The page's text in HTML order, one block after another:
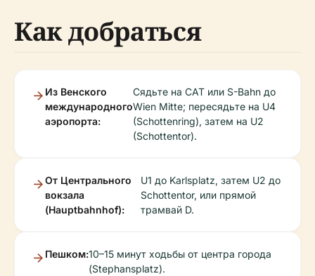
Как добраться
Из Венского
международного
аэропорта:
Сядьте на CAT или S-Bahn до
Wien Mitte; пересядьте на U4
(Schottenring), затем на U2
(Schottentor).
От Центрального
вокзала
(Hauptbahnhof):
U1 до Karlsplatz, затем U2 до
Schottentor, или прямой
трамвай D.
Пешком:10–15 минут ходьбы от центра города
(Stephansplatz).